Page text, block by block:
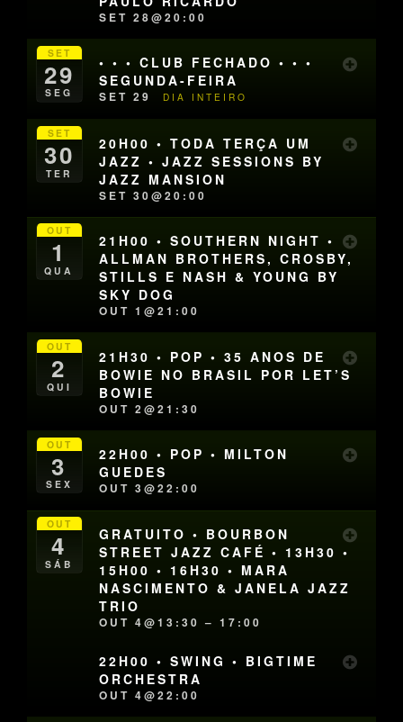
SET 28@20:00
SET
29
SEG
• • • CLUB FECHADO • • •
SEGUNDA-FEIRA
SET 29 DIA INTEIRO
SET
30
TER
20H00 • TODA TERÇA UM
JAZZ • JAZZ SESSIONS BY
JAZZ MANSION
SET 30@20:00
OUT
1
QUA
21H00 • SOUTHERN NIGHT •
ALLMAN BROTHERS, CROSBY,
STILLS E NASH & YOUNG BY
SKY DOG
OUT 1@21:00
OUT
2
QUI
21H30 • POP • 35 ANOS DE
BOWIE NO BRASIL POR LET’S
BOWIE
OUT 2@21:30
OUT
3
SEX
22H00 • POP • MILTON
GUEDES
OUT 3@22:00
OUT
4
SÁB
GRATUITO • BOURBON
STREET JAZZ CAFÉ • 13H30 •
15H00 • 16H30 • MARA
NASCIMENTO & JANELA JAZZ
TRIO
OUT 4@13:30 – 17:00
22H00 • SWING • BIGTIME
ORCHESTRA
OUT 4@22:00